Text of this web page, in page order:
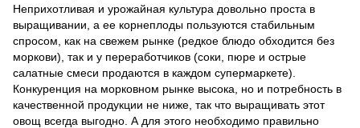
Неприхотливая и урожайная культура довольно проста в
выращивании, а ее корнеплоды пользуются стабильным
спросом, как на свежем рынке (редкое блюдо обходится без
моркови), так и у переработчиков (соки, пюре и острые
салатные смеси продаются в каждом супермаркете).
Конкуренция на морковном рынке высока, но и потребность в
качественной продукции не ниже, так что выращивать этот
овощ всегда выгодно. А для этого необходимо правильно